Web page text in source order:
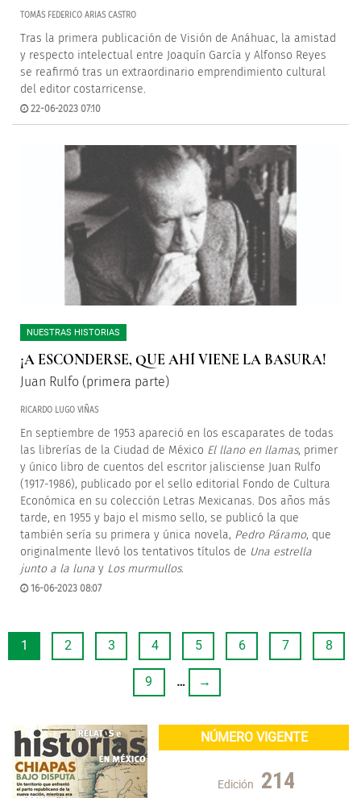
TOMÁS FEDERICO ARIAS CASTRO
Tras la primera publicación de Visión de Anáhuac, la amistad
y respecto intelectual entre Joaquín García y Alfonso Reyes
se reafirmó tras un extraordinario emprendimiento cultural
del editor costarricense.
22-06-2023 07:10
NUESTRAS HISTORIAS
¡A ESCONDERSE, QUE AHÍ VIENE LA BASURA!
Juan Rulfo (primera parte)
RICARDO LUGO VIÑAS
En septiembre de 1953 apareció en los escaparates de todas
las librerías de la Ciudad de México El llano en llamas, primer
y único libro de cuentos del escritor jalisciense Juan Rulfo
(1917-1986), publicado por el sello editorial Fondo de Cultura
Económica en su colección Letras Mexicanas. Dos años más
tarde, en 1955 y bajo el mismo sello, se publicó la que
también sería su primera y única novela, Pedro Páramo, que
originalmente llevó los tentativos títulos de Una estrella
junto a la luna y Los murmullos.
16-06-2023 08:07
1 2 3 4 5 6 7 8
9 … →
NÚMERO VIGENTE
Edición 214